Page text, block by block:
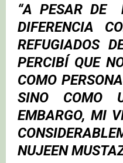
“A PESAR DE
DIFERENCIA
REFUGIADOS
PERCIBÍ QUE
COMO
SINO COMO
EMBARGO, MI
NUJEEN